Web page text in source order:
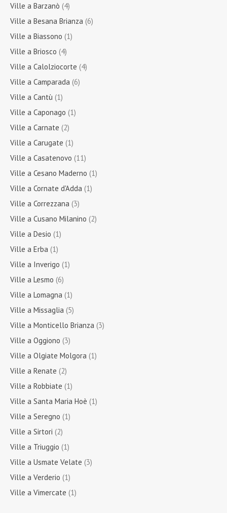
Ville a Barzanò (4)
Ville a Besana Brianza (6)
Ville a Biassono (1)
Ville a Briosco (4)
Ville a Calolziocorte (4)
Ville a Camparada (6)
Ville a Cantù (1)
Ville a Caponago (1)
Ville a Carnate (2)
Ville a Carugate (1)
Ville a Casatenovo (11)
Ville a Cesano Maderno (1)
Ville a Cornate d'Adda (1)
Ville a Correzzana (3)
Ville a Cusano Milanino (2)
Ville a Desio (1)
Ville a Erba (1)
Ville a Inverigo (1)
Ville a Lesmo (6)
Ville a Lomagna (1)
Ville a Missaglia (5)
Ville a Monticello Brianza (3)
Ville a Oggiono (3)
Ville a Olgiate Molgora (1)
Ville a Renate (2)
Ville a Robbiate (1)
Ville a Santa Maria Hoè (1)
Ville a Seregno (1)
Ville a Sirtori (2)
Ville a Triuggio (1)
Ville a Usmate Velate (3)
Ville a Verderio (1)
Ville a Vimercate (1)